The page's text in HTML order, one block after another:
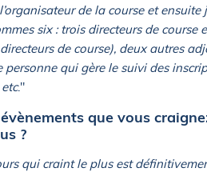
l’organisateur de la course et
six : trois directeurs de course
de course), deux autres
personne qui gère le suivi des
."
que vous
?
qui craint le plus est